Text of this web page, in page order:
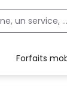
Forfaits